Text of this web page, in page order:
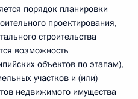
порядок планировки
проектирования,
строительства
возможность
объектов по этапам),
участков и (или)
недвижимого имущества